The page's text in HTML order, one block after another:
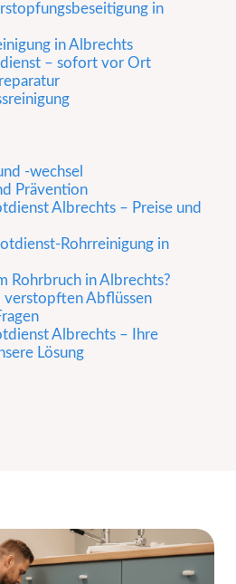
in
in Albrechts
– sofort vor Ort
-wechsel
Prävention
Albrechts – Preise und
Rohrreinigung in
Rohrbruch in Albrechts?
verstopften Abflüssen
Albrechts – Ihre
Lösung